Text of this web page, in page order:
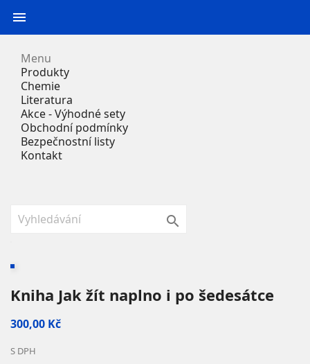

Menu
Produkty
Chemie
Literatura
Akce - Výhodné sety
Obchodní podmínky
Bezpečnostní listy
Kontakt

Kniha Jak žít naplno i po šedesátce
300,00 Kč
S DPH